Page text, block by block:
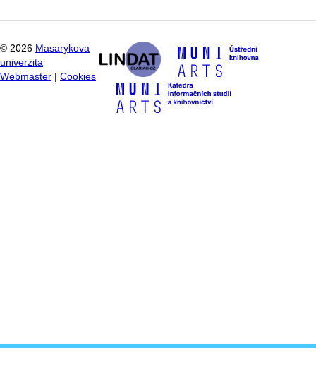
© 2026 Masarykova
univerzita
Webmaster
Cookies